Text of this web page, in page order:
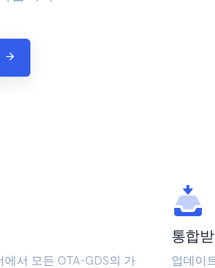
에서 모든 OTA-GDS의 가
통합
업데이